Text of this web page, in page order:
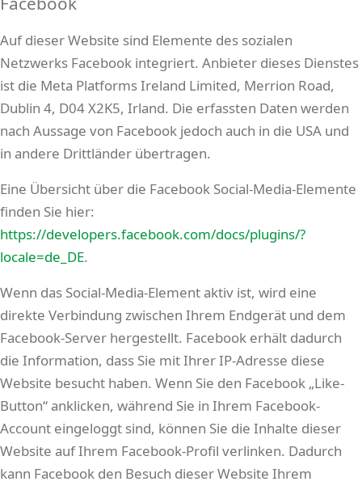
Auf dieser Website sind Elemente des sozialen
Netzwerks Facebook integriert. Anbieter dieses Dienstes
ist die Meta Platforms Ireland Limited, Merrion Road,
Dublin 4, D04 X2K5, Irland. Die erfassten Daten werden
nach Aussage von Facebook jedoch auch in die USA und
in andere Drittländer übertragen.
Eine Übersicht über die Facebook Social-Media-Elemente
finden Sie hier:
https://developers.facebook.com/docs/plugins/?
locale=de_DE.
Wenn das Social-Media-Element aktiv ist, wird eine
direkte Verbindung zwischen Ihrem Endgerät und dem
Facebook-Server hergestellt. Facebook erhält dadurch
die Information, dass Sie mit Ihrer IP-Adresse diese
Website besucht haben. Wenn Sie den Facebook „Like-
Button“ anklicken, während Sie in Ihrem Facebook-
Account eingeloggt sind, können Sie die Inhalte dieser
Website auf Ihrem Facebook-Profil verlinken. Dadurch
kann Facebook den Besuch dieser Website Ihrem